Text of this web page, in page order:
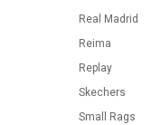
Real Madrid
Reima
Replay
Skechers
Small Rags